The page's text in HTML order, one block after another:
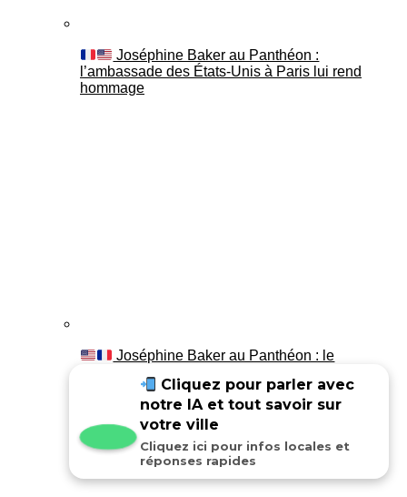
Joséphine Baker au Panthéon :
l’ambassade des États-Unis à Paris lui rend
hommage
Joséphine Baker au Panthéon : le
Cliquez pour parler avec
notre IA et tout savoir sur
votre ville
Cliquez ici pour infos locales et
réponses rapides